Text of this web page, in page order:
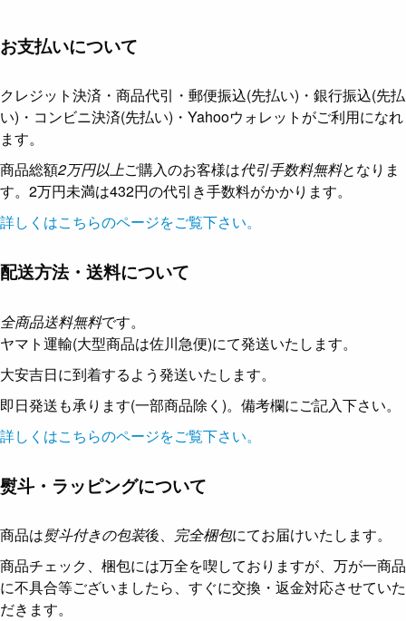
お支払いについて
クレジット決済・商品代引・郵便振込(先払い)・銀行振込(先払
い)・コンビニ決済(先払い)・Yahooウォレットがご利用になれ
ます。
商品総額2万円以上ご購入のお客様は代引手数料無料となりま
す。2万円未満は432円の代引き手数料がかかります。
詳しくはこちらのページをご覧下さい。
配送方法・送料について
全商品送料無料です。
ヤマト運輸(大型商品は佐川急便)にて発送いたします。
大安吉日に到着するよう発送いたします。
即日発送も承ります(一部商品除く)。備考欄にご記入下さい。
詳しくはこちらのページをご覧下さい。
熨斗・ラッピングについて
商品は熨斗付きの包装後、 完全梱包にてお届けいたします。
商品チェック、梱包には万全を喫しておりますが、万が一商品
に不具合等ございましたら、すぐに交換・返金対応させていた
だきます。